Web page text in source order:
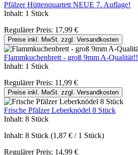
Pfälzer Hüttenquartett NEUE 7. Auflage!
Inhalt: 1 Stück
Regulärer Preis: 17,99 €
Preise inkl. MwSt. zzgl. Versandkosten
Flammkuchenbrett - groß 9mm A-Qualität!!
Inhalt: 1 Stück
Regulärer Preis: 11,99 €
Preise inkl. MwSt. zzgl. Versandkosten
Frische Pfälzer Leberknödel 8 Stück
Inhalt: 8 Stück
Inhalt: 8 Stück (1,87 € / 1 Stück)
Regulärer Preis: 14,99 €